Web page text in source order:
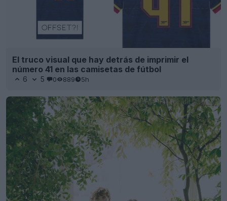
El truco visual que hay detrás de imprimir el
número 41 en las camisetas de fútbol
6 5 0 889 5h